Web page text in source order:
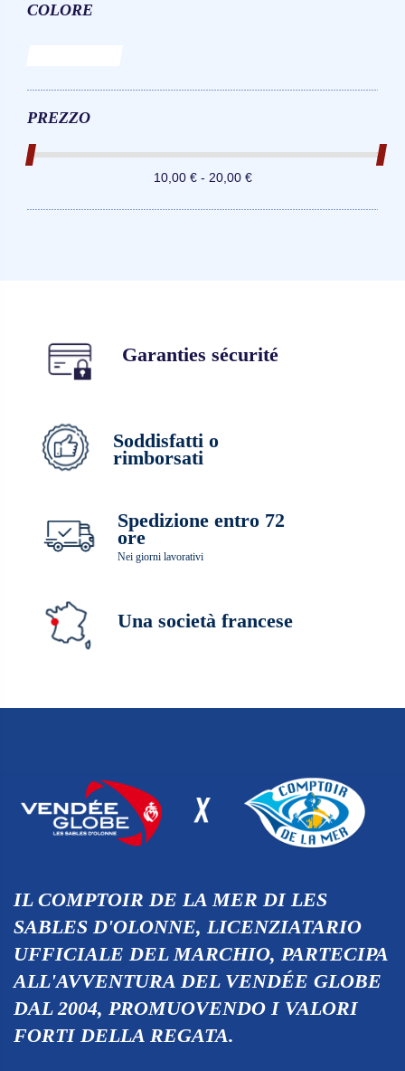
COLORE
PREZZO
10,00 € - 20,00 €
Garanties sécurité
Soddisfatti o
rimborsati
Spedizione entro 72
ore
Nei giorni lavorativi
Una società francese
IL COMPTOIR DE LA MER DI LES
SABLES D'OLONNE, LICENZIATARIO
UFFICIALE DEL MARCHIO, PARTECIPA
ALL'AVVENTURA DEL VENDÉE GLOBE
DAL 2004, PROMUOVENDO I VALORI
FORTI DELLA REGATA.